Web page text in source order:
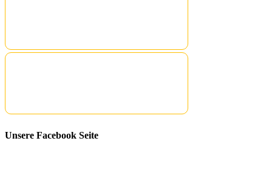
Unsere Facebook Seite